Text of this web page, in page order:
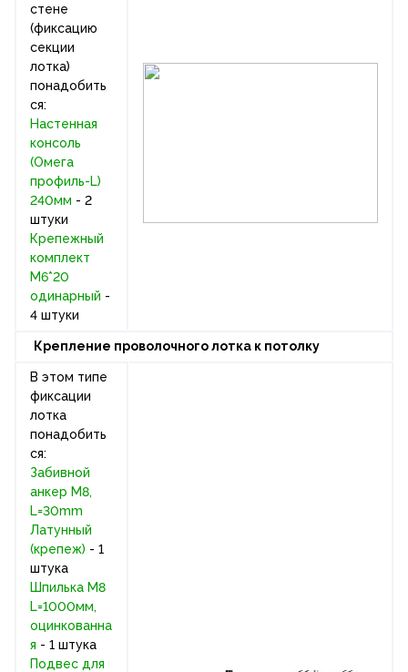
стене
(фиксацию
секции
лотка)
понадобить
ся:
Настенная
консоль
(Омега
профиль-L)
240мм - 2
штуки
Крепежный
комплект
М6*20
одинарный -
4 штуки
Крепление проволочного лотка к потолку
В этом типе
фиксации
лотка
понадобить
ся:
Забивной
анкер M8,
L=30mm
Латунный
(крепеж) - 1
штука
Шпилька М8
L=1000мм,
оцинкованна
я - 1 штука
Подвес для